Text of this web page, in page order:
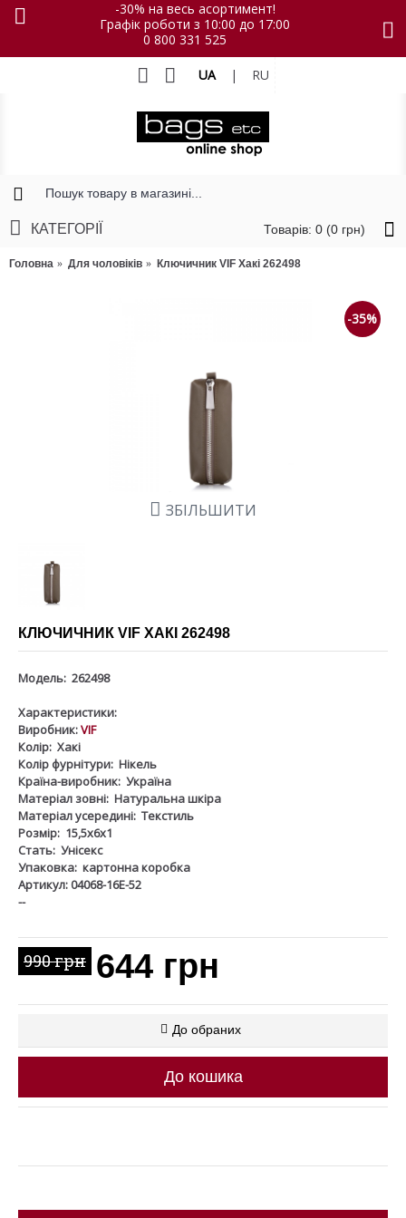
-30% на весь асортимент!
Графік роботи з 10:00 до 17:00
0 800 331 525
UA | RU
Товарів: 0 (0 грн)
КАТЕГОРІЇ
Головна Для чоловіків Ключичник VIF Хакі 262498
-35%
ЗБІЛЬШИТИ
КЛЮЧИЧНИК VIF ХАКІ 262498
Модель: 262498
Характеристики:
Виробник:VIF
Колір: Хакі
Колір фурнітури: Нікель
Країна-виробник: Україна
Матеріал зовні: Натуральна шкіра
Матеріал усередині: Текстиль
Розмір: 15,5х6х1
Стать: Унісекс
Упаковка: картонна коробка
Артикул: 04068-16Е-52
--
990 грн 644 грн
До обраних
До кошика